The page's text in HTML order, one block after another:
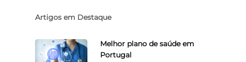
Artigos em Destaque
Melhor plano de saúde em
Portugal